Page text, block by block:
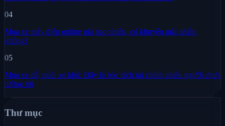
04
Mua xe máy điện online giá bao nhiêu, có khuyến mãi nhiều
không?
05
Mua xe dễ, nuôi xe khó: Đây là bóc tách tài chính nhiều người chưa
lường tới
Thư mục